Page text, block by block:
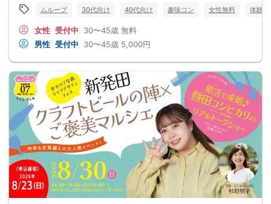
ムルーブ 30代向け 40代向け 趣味コン 女性無料 体験
女性 受付中 30〜45歳 無料
男性 受付中 30〜45歳 5,000円